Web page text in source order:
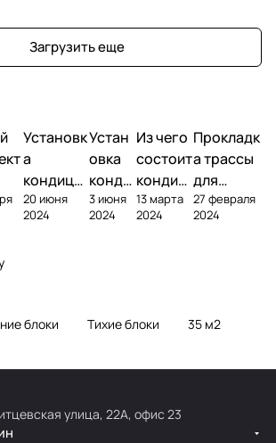
Загрузить еще
Установк
а
кондици
онера на
фасаде
20 июня
2024
Устан
овка
конди
ционе
ра
3 июня
2024
Из чего
состоит
кондиц
ионер?
13 марта
2024
Прокладк
а трассы
для
кондицио
нера
27 февраля
2024
блоки Тихие блоки 35 м2
улица, 22А, офис 23